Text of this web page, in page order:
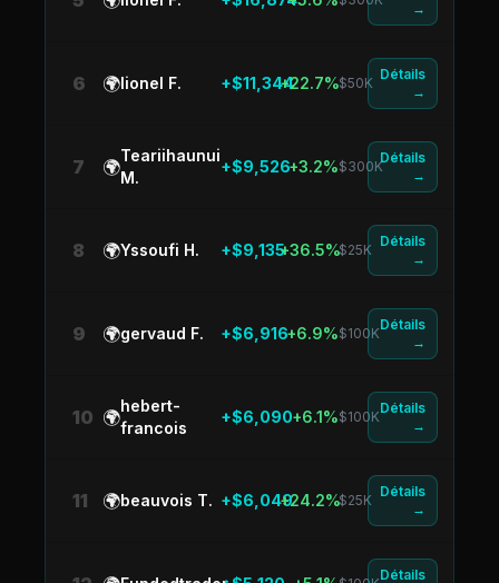
→
6 🌍lionel F. +$11,344+22.7%$50K
Détails
→
7 🌍
Teariihaunui
M.
+$9,526+3.2%$300K
Détails
→
8 🌍Yssoufi H. +$9,135+36.5%$25K
Détails
→
9 🌍gervaud F. +$6,916+6.9%$100K
Détails
→
10 🌍
hebert-
francois
+$6,090+6.1%$100K
Détails
→
11 🌍beauvois T. +$6,049+24.2%$25K
Détails
→
Détails